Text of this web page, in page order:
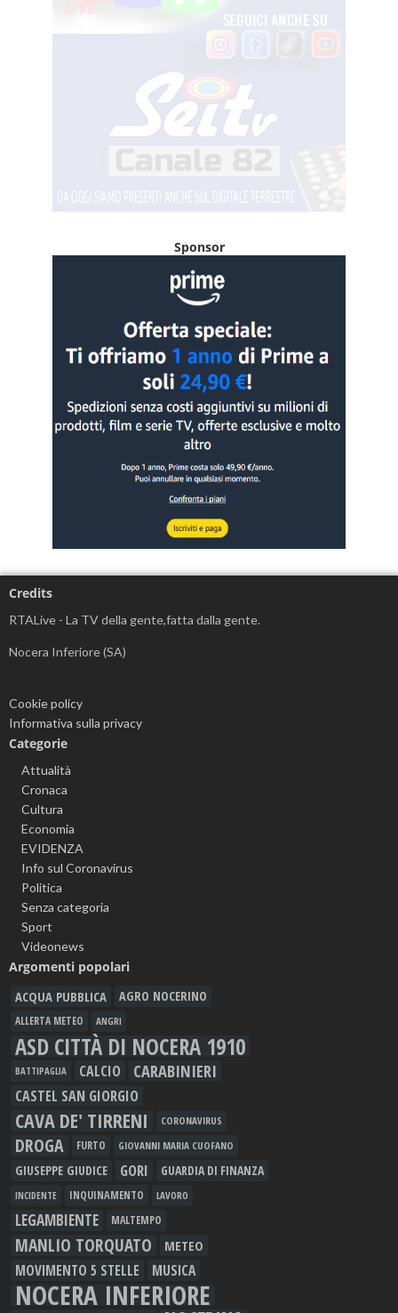
Sponsor
Credits
RTALive - La TV della gente,fatta dalla gente.
Nocera Inferiore (SA)
Cookie policy
Informativa sulla privacy
Categorie
Attualità
Cronaca
Cultura
Economia
EVIDENZA
Info sul Coronavirus
Politica
Senza categoria
Sport
Videonews
Argomenti popolari
ACQUA PUBBLICA AGRO NOCERINO
ALLERTA METEO ANGRI
ASD CITTÀ DI NOCERA 1910
BATTIPAGLIA CALCIO CARABINIERI
CASTEL SAN GIORGIO
CAVA DE' TIRRENI CORONAVIRUS
DROGA FURTO GIOVANNI MARIA CUOFANO
GIUSEPPE GIUDICE GORI GUARDIA DI FINANZA
INCIDENTE INQUINAMENTO LAVORO
LEGAMBIENTE MALTEMPO
MANLIO TORQUATO METEO
MOVIMENTO 5 STELLE MUSICA
NOCERA INFERIORE